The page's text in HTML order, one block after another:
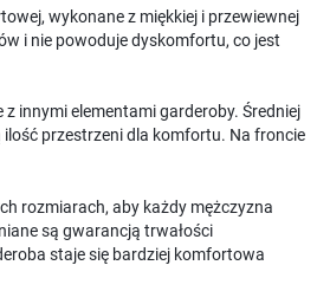
wykonane z miękkiej i przewiewnej
i nie powoduje dyskomfortu, co jest
innymi elementami garderoby. Średniej
przestrzeni dla komfortu. Na froncie
rozmiarach, aby każdy mężczyzna
są gwarancją trwałości
staje się bardziej komfortowa